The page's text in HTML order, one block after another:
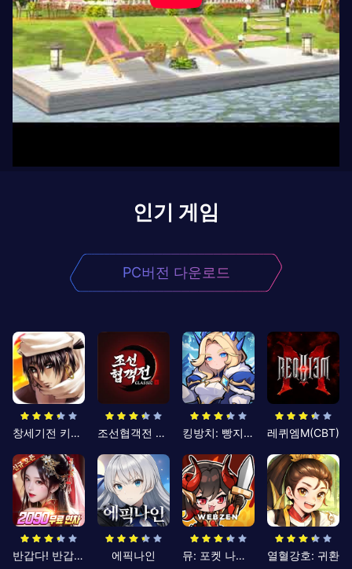
인기 게임
PC버전 다운로드
창세기전 키우기 조선협객전 클래식 킹방치: 빵지의 제왕 레퀴엠M(CBT)
반갑다! 반갑삼국지 에픽나인 뮤: 포켓 나이츠 열혈강호: 귀환